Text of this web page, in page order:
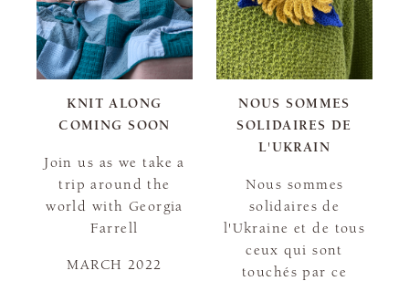
KNIT ALONG
COMING SOON
Join us as we take a
trip around the
world with Georgia
Farrell
MARCH 2022
NOUS SOMMES
SOLIDAIRES DE
L'UKRAIN
Nous sommes
solidaires de
l'Ukraine et de tous
ceux qui sont
touchés par ce